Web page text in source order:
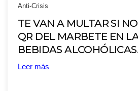
Anti-Crisis
TE VAN A MULTAR SI
QR DEL MARBETE EN
BEBIDAS
Leer más